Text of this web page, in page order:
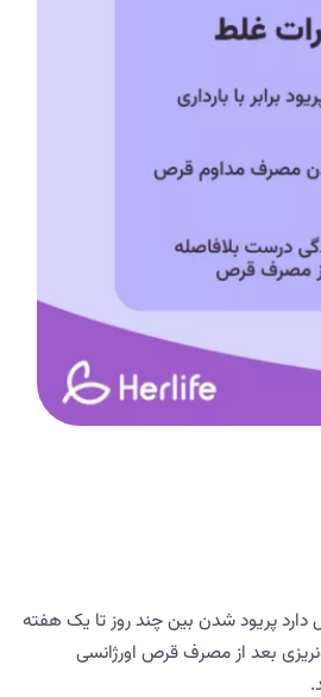
دارد پریود شدن بین چند روز تا یک هفته
بعد از مصرف قرص اورژانسی